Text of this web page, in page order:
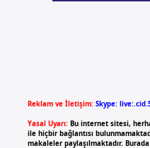
Reklam ve İletişim: Skype:
Yasal Uyarı: Bu internet sitesi,
ile hiçbir bağlantısı
makaleler paylaşılmaktadır.